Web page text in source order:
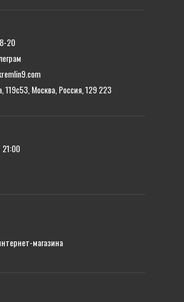
магазина
119с53, Москва, Россия, 129 223
20